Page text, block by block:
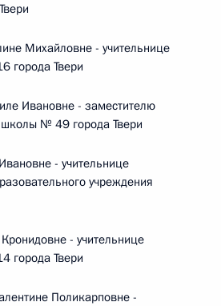
Михайловне - учительнице
города Твери
Ивановне - заместителю
№ 49 города Твери
- учительнице
учреждения
- учительнице
города Твери
Поликарповне -